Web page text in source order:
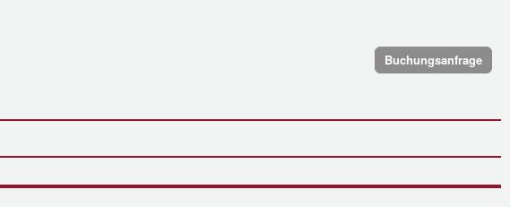
Buchungsanfrage